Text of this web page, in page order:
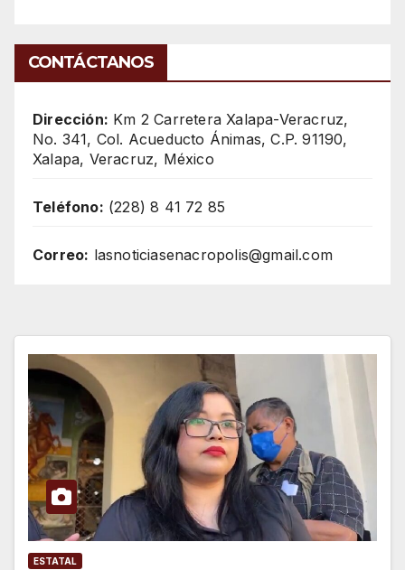
CONTÁCTANOS
Dirección: Km 2 Carretera Xalapa-Veracruz,
No. 341, Col. Acueducto Ánimas, C.P. 91190,
Xalapa, Veracruz, México
Teléfono: (228) 8 41 72 85
Correo: lasnoticiasenacropolis@gmail.com
ESTATAL